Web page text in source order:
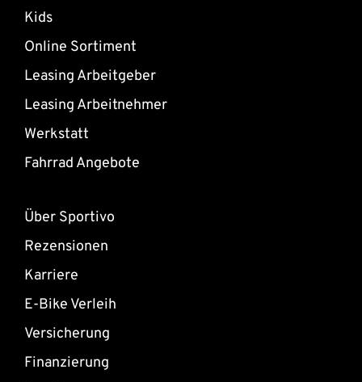
Kids
Online Sortiment
Leasing Arbeitgeber
Leasing Arbeitnehmer
Werkstatt
Fahrrad Angebote
Über Sportivo
Rezensionen
Karriere
E-Bike Verleih
Versicherung
Finanzierung